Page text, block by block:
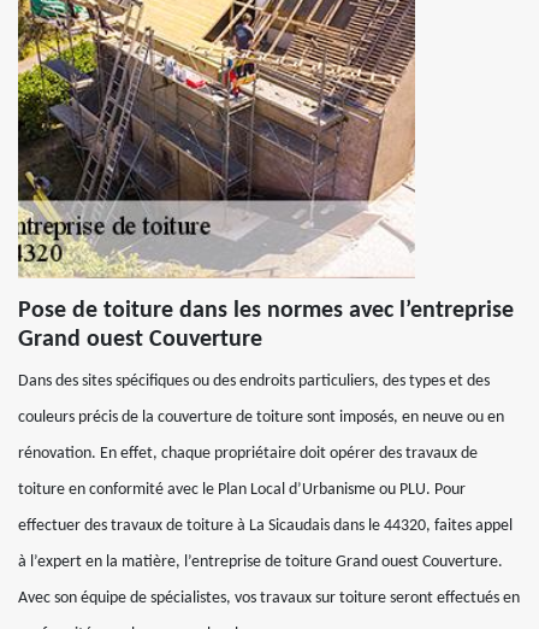
Pose de toiture dans les normes avec l’entreprise
Grand ouest Couverture
Dans des sites spécifiques ou des endroits particuliers, des types et des
couleurs précis de la couverture de toiture sont imposés, en neuve ou en
rénovation. En effet, chaque propriétaire doit opérer des travaux de
toiture en conformité avec le Plan Local d’Urbanisme ou PLU. Pour
effectuer des travaux de toiture à La Sicaudais dans le 44320, faites appel
à l’expert en la matière, l’entreprise de toiture Grand ouest Couverture.
Avec son équipe de spécialistes, vos travaux sur toiture seront effectués en